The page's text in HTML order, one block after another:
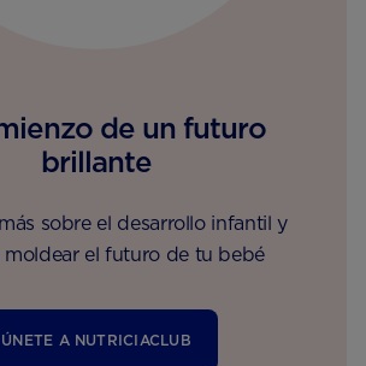
de un futuro
brillante
sobre el desarrollo infantil y
moldear el futuro de tu bebé
ÚNETE A NUTRICIACLUB